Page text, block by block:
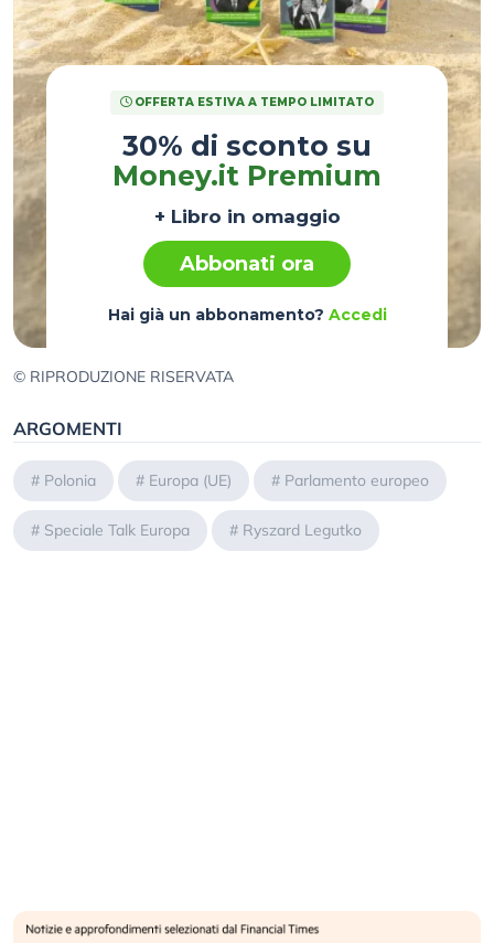
OFFERTA ESTIVA A TEMPO LIMITATO
30% di sconto su
Money.it Premium
+ Libro in omaggio
Abbonati ora
Hai già un abbonamento? Accedi
© RIPRODUZIONE RISERVATA
ARGOMENTI
# Polonia # Europa (UE) # Parlamento europeo
# Speciale Talk Europa # Ryszard Legutko